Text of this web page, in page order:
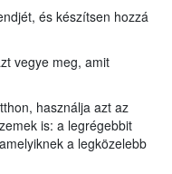
és készítsen hozzá
vegye meg, amit
használja azt az
is: a legrégebbit
a legközelebb